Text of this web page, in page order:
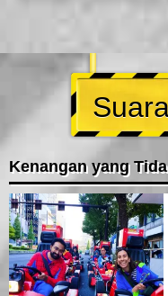
Kenangan yang